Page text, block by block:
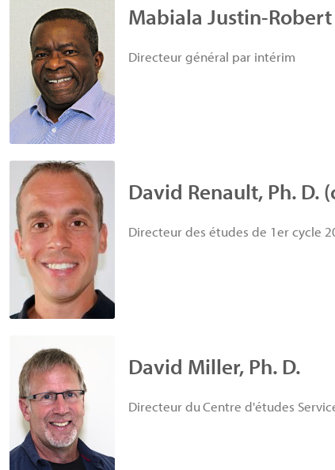
Mabiala Justin-Robert
Directeur général par intérim
David Renault, Ph. D.
Directeur des études de 1er cycle
David Miller, Ph. D.
Directeur duCentre d'études